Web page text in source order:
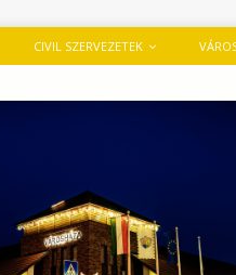
CIVIL SZERVEZETEK